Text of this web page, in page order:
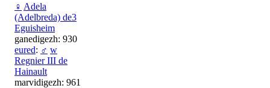
♀ Adela
(Adelbreda) de3
Eguisheim
ganedigezh: 930
eured: ♂ w
Regnier III de
Hainault
marvidigezh: 961